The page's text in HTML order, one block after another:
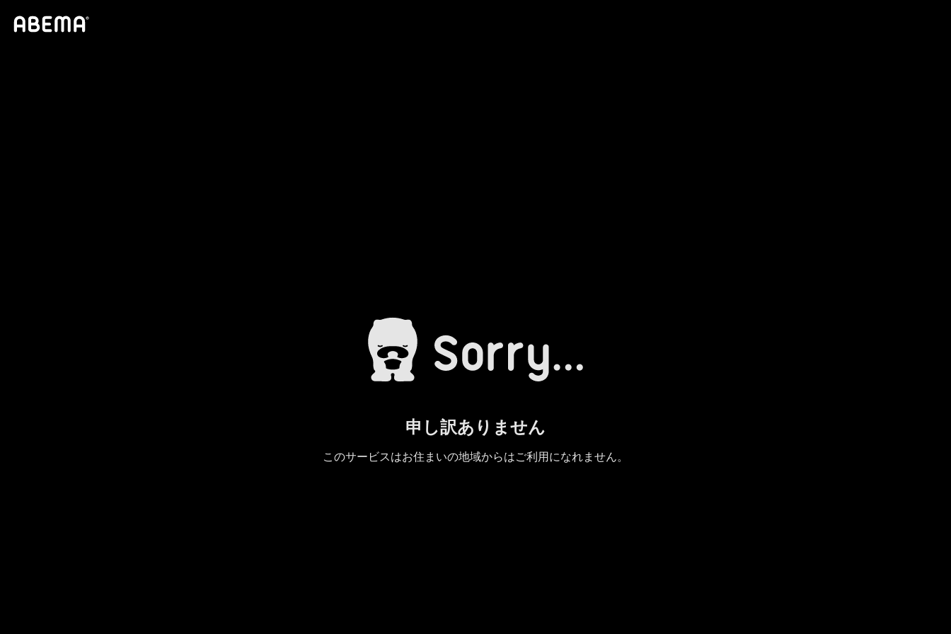
申し訳ありません
このサービスはお住まいの地域からはご利用になれません。